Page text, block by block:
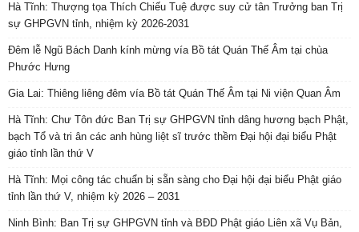
Hà Tĩnh: Thượng tọa Thích Chiếu Tuệ được suy cử tân Trưởng ban Trị
sự GHPGVN tỉnh, nhiệm kỳ 2026-2031
Đêm lễ Ngũ Bách Danh kính mừng vía Bồ tát Quán Thế Âm tại chùa
Phước Hưng
Gia Lai: Thiêng liêng đêm vía Bồ tát Quán Thế Âm tại Ni viện Quan Âm
Hà Tĩnh: Chư Tôn đức Ban Trị sự GHPGVN tỉnh dâng hương bạch Phật,
bạch Tổ và tri ân các anh hùng liệt sĩ trước thềm Đại hội đại biểu Phật
giáo tỉnh lần thứ V
Hà Tĩnh: Mọi công tác chuẩn bị sẵn sàng cho Đại hội đại biểu Phật giáo
tỉnh lần thứ V, nhiệm kỳ 2026 – 2031
Ninh Bình: Ban Trị sự GHPGVN tỉnh và BĐD Phật giáo Liên xã Vụ Bản,